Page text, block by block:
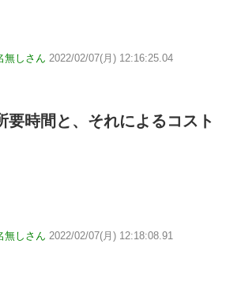
無しさん 2022/02/07(月) 12:16:25.04
要時間と、それによるコスト
無しさん 2022/02/07(月) 12:18:08.91